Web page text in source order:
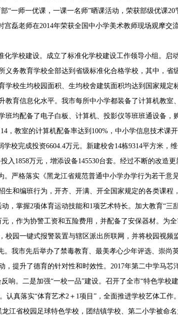
“一师一优课，一课一名师”晒课活动，荣获部级优课
磊老师在2014年荣获全国中小学美术教师现场观摩
化学校建设。成立了标准化学校建设工作领导小组。
务教育学校全部达到省级标准化合格学校，其中，省
校生均校园面积、生均校舍建筑面积均达到国家规定
育信息化水平。我市每所中小学都装备了计算机教
均配备了电子白板、计算机、投影仪等班班通设备
，教室的计算机配备率达到100%，中小学信息技术课
校完成投资6604.4万元。新建校舍14栋9314平方米，
入1858万元，增添设备145530台套。经过不断的改造更
。严格落实《黑龙江省规范普通中小学办学行为若干
和编班行为，开齐、开满、开全国家规定的各类课
，掌握2项体育运动技能和1项艺术特长。加大教育“
，作为协警工资和五险费用，并配备了安保器材。为
园一键式报警装置与辖区派出所联网，并将校园视频
。我市先后举办了禁毒教育、最美孝心少年评选、崇
提升了德育的针对性和时效性。2017年第二中学马
响。二是加强“一校一品”建设。召开了全市“特色学校
认真落实“体育艺术2＋1项目”，全面推进学校艺体工
江省校园足球特色学校，团结镇学校、第二小学被命